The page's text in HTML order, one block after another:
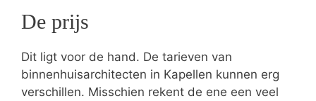
De prijs
Dit ligt voor de hand. De tarieven van
binnenhuisarchitecten in Kapellen kunnen erg
verschillen. Misschien rekent de ene een veel